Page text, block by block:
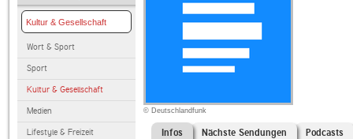
Kultur & Gesellschaft
Wort & Sport
Sport
Kultur & Gesellschaft
Medien
Lifestyle & Freizeit
© Deutschlandfunk
Infos Nächste Sendungen Podcasts